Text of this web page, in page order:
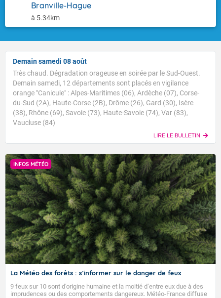
Branville-Hague
à 5.34km
Demain samedi 08 août
Très chaud. Dégradation orageuse en soirée par le Sud-Ouest.
Demain samedi, 12 départements sont placés en vigilance
orange "Canicule" : Alpes-Maritimes (06), Ardèche (07), Corse-
du-Sud (2A), Haute-Corse (2B), Drôme (26), Gard (30), Isère
(38), Rhône (69), Savoie (73), Haute-Savoie (74), Var (83),
Vaucluse (84)
LIRE LE BULLETIN
INFOS MÉTÉO
La Météo des forêts : s’informer sur le danger de feux
9 feux sur 10 sont d’origine humaine et la moitié d’entre eux due à des
imprudences ou des comportements dangereux. Météo-France diffuse